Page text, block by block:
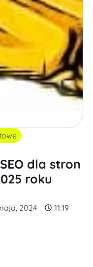
dla stron
roku
2024 11:19